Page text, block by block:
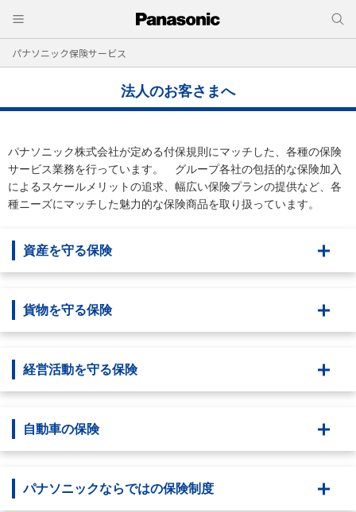
パナソニック保険サービス
法人のお客さまへ
パナソニック株式会社が定める付保規則にマッチした、各種の保険
サービス業務を行っています。 グループ各社の包括的な保険加入
によるスケールメリットの追求、幅広い保険プランの提供など、各
種ニーズにマッチした魅力的な保険商品を取り扱っています。
資産を守る保険
貨物を守る保険
経営活動を守る保険
自動車の保険
パナソニックならではの保険制度